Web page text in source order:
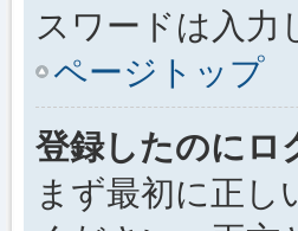
スワードは入力
ページトップ
登録したのにロ
まず最初に正